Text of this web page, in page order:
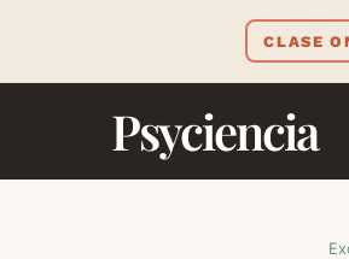
CLASE
Psyciencia